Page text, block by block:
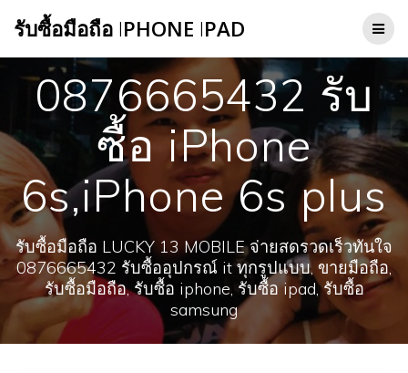
to
รับซื้อมือถือ IPHONE IPAD
0876665432 รับ
ซื้อ iPhone
6s,iPhone 6s plus
รับซื้อมือถือ LUCKY 13 MOBILE จ่ายสดรวดเร็วทันใจ
0876665432 รับซื้ออุปกรณ์ it ทุกรูปแบบ, ขายมือถือ,
รับซื้อมือถือ, รับซื้อ iphone, รับซื้อ ipad, รับซื้อ
samsung